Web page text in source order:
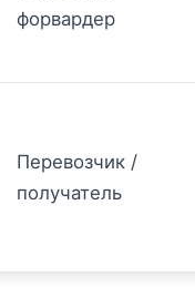
форвардер
Перевозчик /
получатель